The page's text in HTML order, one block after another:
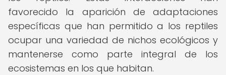
favorecido la aparición de adaptaciones
específicas que han permitido a los reptiles
ocupar una variedad de nichos ecológicos y
mantenerse como parte integral de los
ecosistemas en los que habitan.